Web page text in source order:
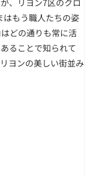
、リヨン7区のクロ
はもう職人たちの姿
どの通りも常に活
ることで知られて
ヨンの美しい街並み